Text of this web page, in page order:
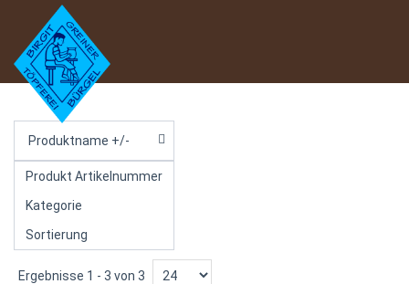
Produktname +/-
Produkt Artikelnummer
Kategorie
Sortierung
Ergebnisse 1 - 3 von 3